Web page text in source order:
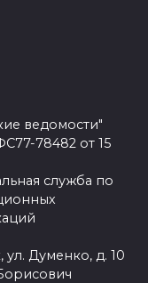
ведомости"
78482 от 15
служба по
Думенко, д. 10